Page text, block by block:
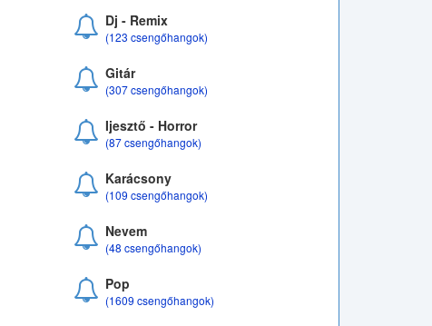
Dj - Remix
(123 csengőhangok)
Gitár
(307 csengőhangok)
Ijesztő - Horror
(87 csengőhangok)
Karácsony
(109 csengőhangok)
Nevem
(48 csengőhangok)
Pop
(1609 csengőhangok)